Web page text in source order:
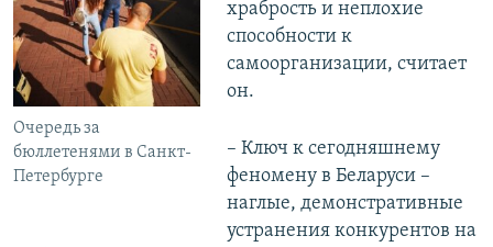
Очередь за
бюллетенями в Санкт-
Петербурге
храбрость и неплохие
способности к
самоорганизации, считает
он.
– Ключ к сегодняшнему
феномену в Беларуси –
наглые, демонстративные
устранения конкурентов на